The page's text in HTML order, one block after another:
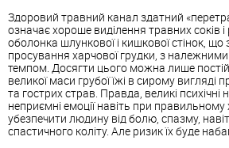
Здоровий травний канал здатний
означає хороше виділення травних соків
оболонка шлункової і кишкової стінок,
просування харчової грудки, з
темпом. Досягти цього можна лише
великої маси грубої їжі в сирому
та гострих страв. Правда, великі
неприємні емоції навіть при
убезпечити людину від болю, спазму,
спастичного коліту. Але ризик їх буде